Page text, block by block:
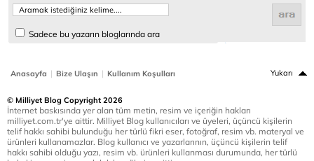
Sadece bu yazarın bloglarında ara
Anasayfa | Bize Ulaşın | Kullanım Koşulları Yukarı
© Milliyet Blog Copyright 2026
İnternet baskısında yer alan tüm metin, resim ve içeriğin hakları
milliyet.com.tr'ye aittir. Milliyet Blog kullanıcıları ve üyeleri, üçüncü kişilerin
telif hakkı sahibi bulunduğu her türlü fikri eser, fotoğraf, resim vb. materyal ve
ürünleri kullanamazlar. Blog kullanıcı ve yazarlarının, üçüncü kişilerin telif
hakkı sahibi olduğu yazı, resim vb. ürünleri kullanması durumunda, her türlü